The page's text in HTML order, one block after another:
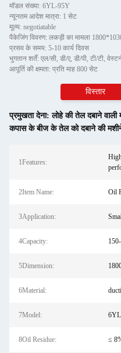
मॉडल संख्या: 6YL-95Y
न्यूनतम आदेश मात्रा: 1 सेट
मूल्य: negotiatable
पैकेजिंग विवरण: लकड़ी का मामला
प्रसव के समय: 5-10 कार्य दिवस
भुगतान शर्तें: एल/सी, डी/ए, डी/पी, टी/टी,
आपूर्ति की क्षमता: प्रति माह 800 सेट
विस्तार
प्रमुखता देना:लोहे की तेल दबाने वाली
कपास के बीज के तेल को दबाने की
1Features:
2Item Name: Oil
3Application:
4Capacity:
5Dimension:
6Material:
7Model:
8Oil Residue: ≤